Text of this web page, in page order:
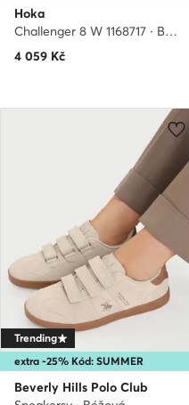
Hoka
Challenger 8 W 1168717 · Běžecké boty
4 059 Kč
extra -25% Kód: SUMMER
Trending
Beverly Hills Polo Club